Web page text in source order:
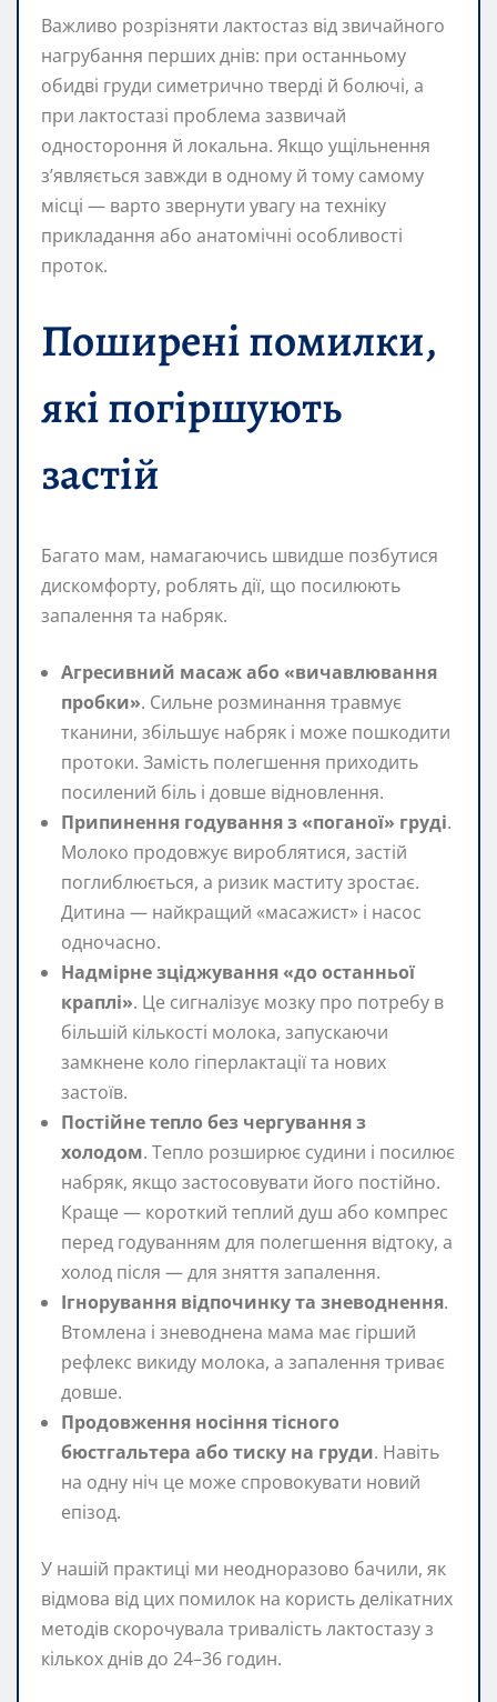
Важливо розрізняти лактoстаз від звичайного
нагрубання перших днів: при останньому
обидві груди симетрично тверді й болючі, а
при лактoстазі проблема зазвичай
одностороння й локальна. Якщо ущільнення
з’являється завжди в одному й тому самому
місці — варто звернути увагу на техніку
прикладання або анатомічні особливості
проток.
Поширені помилки,
які погіршують
застій
Багато мам, намагаючись швидше позбутися
дискомфорту, роблять дії, що посилюють
запалення та набряк.
Агресивний масаж або «вичавлювання
пробки». Сильне розминання травмує
тканини, збільшує набряк і може пошкодити
протоки. Замість полегшення приходить
посилений біль і довше відновлення.
Припинення годування з «поганої» груді.
Молоко продовжує вироблятися, застій
поглиблюється, а ризик маститу зростає.
Дитина — найкращий «масажист» і насос
одночасно.
Надмірне зціджування «до останньої
краплі». Це сигналізує мозку про потребу в
більшій кількості молока, запускаючи
замкнене коло гіперлактації та нових
застоїв.
Постійне тепло без чергування з
холодом. Тепло розширює судини і посилює
набряк, якщо застосовувати його постійно.
Краще — короткий теплий душ або компрес
перед годуванням для полегшення відтоку, а
холод після — для зняття запалення.
Ігнорування відпочинку та зневоднення.
Втомлена і зневоднена мама має гірший
рефлекс викиду молока, а запалення триває
довше.
Продовження носіння тісного
бюстгальтера або тиску на груди. Навіть
на одну ніч це може спровокувати новий
епізод.
У нашій практиці ми неодноразово бачили, як
відмова від цих помилок на користь делікатних
методів скорочувала тривалість лактoстазу з
кількох днів до 24–36 годин.